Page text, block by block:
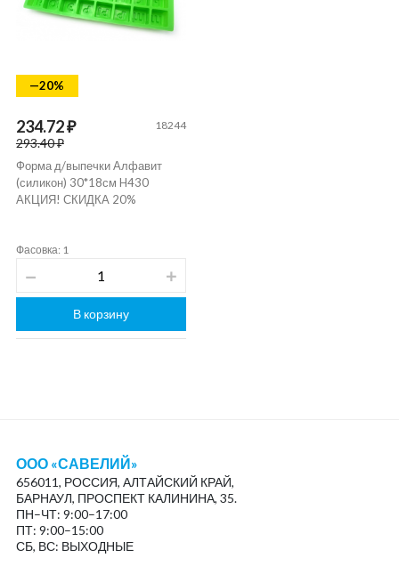
—20%
234.72 ₽
293.40 ₽
18244
Форма д/выпечки Алфавит
(силикон) 30*18см H430
АКЦИЯ! СКИДКА 20%
Фасовка: 1
В корзину
ООО «САВЕЛИЙ»
656011, РОССИЯ, АЛТАЙСКИЙ КРАЙ,
БАРНАУЛ, ПРОСПЕКТ КАЛИНИНА, 35.
ПН–ЧТ: 9:00–17:00
ПТ: 9:00–15:00
СБ, ВС: ВЫХОДНЫЕ